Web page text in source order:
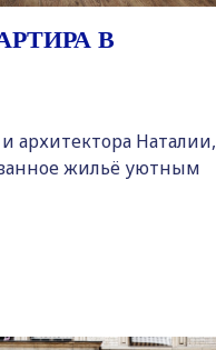
В
архитектора Наталии,
жильё уютным